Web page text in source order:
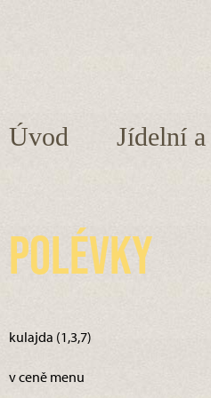
Úvod Jídelní
Polévky
kulajda (1,3,7)
v ceně menu